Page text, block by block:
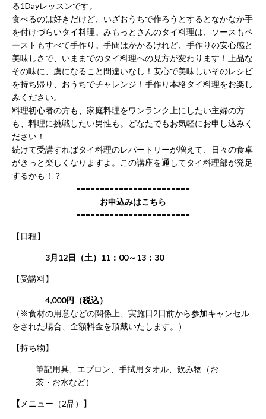
る1Dayレッスンです。
食べるのは好きだけど、いざおうちで作ろうとするとなかなか手
を付けづらいタイ料理。みもっとさんのタイ料理は、ソースもペ
ーストもすべて手作り。手間はかかるけれど、手作りの安心感と
美味しさで、いままでのタイ料理への見方が変わります！上品な
その味に、虜になること間違いなし！安心で美味しいそのレシピ
を持ち帰り、おうちでチャレンジ！手作り本格タイ料理をお楽し
みください。
料理初心者の方も、家庭料理をワンランク上にしたい主婦の方
も、料理に挑戦したい男性も。どなたでもお気軽にお申し込みく
ださい！
続けて受講すればタイ料理のレパートリーが増えて、日々の食卓
がきっと楽しくなりますよ。この講座を通してタイ料理部が発足
するかも！？
========================
お申込みはこちら
========================
【日程】
3月12日（土）11：00～13：30
【受講料】
4,000円（税込）
（※食材の用意などの関係上、実施日2日前から参加キャンセル
をされた場合、全額料金を頂戴いたします。）
【持ち物】
筆記用具、エプロン、手拭用タオル、飲み物（お
茶・お水など）
【 メニュー（2品）】
BUKATSUDO?
ACCESS
施
設
営
業
時
間
（年
末
年
始
～
22：
祝 9：
00
21：
CONTACT
利